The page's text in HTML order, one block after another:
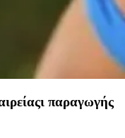
παραγωγής